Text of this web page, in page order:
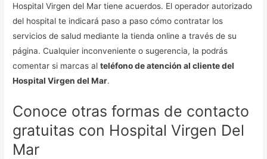
Hospital Virgen del Mar tiene acuerdos. El operador autorizado
del hospital te indicará paso a paso cómo contratar los
servicios de salud mediante la tienda online a través de su
página. Cualquier inconveniente o sugerencia, la podrás
comentar si marcas alteléfono de atención al cliente del
Hospital Virgen del Mar.
Conoce otras formas de contacto
gratuitas con Hospital Virgen Del
Mar